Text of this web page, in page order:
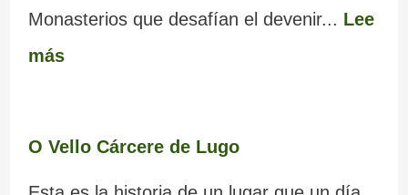
Monasterios que desafían el devenir... Lee
más
O Vello Cárcere de Lugo